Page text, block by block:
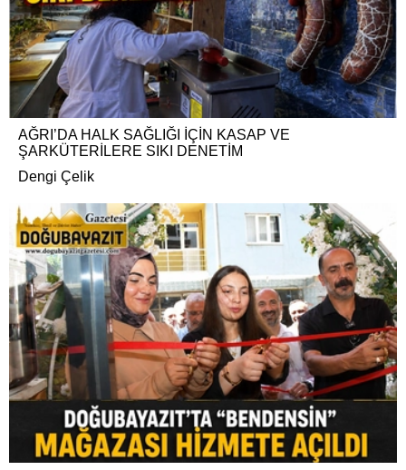
AĞRI’DA HALK SAĞLIĞI İÇİN KASAP VE
ŞARKÜTERİLERE SIKI DENETİM
Dengi Çelik